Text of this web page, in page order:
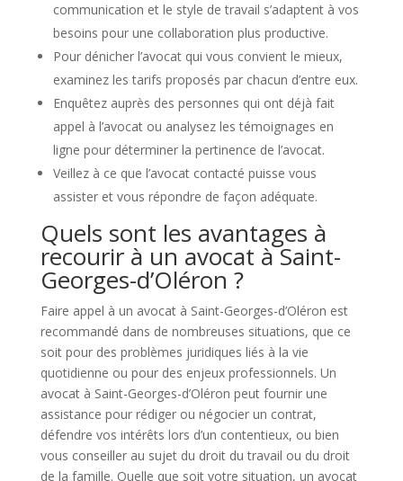
communication et le style de travail s’adaptent à vos
besoins pour une collaboration plus productive.
Pour dénicher l’avocat qui vous convient le mieux,
examinez les tarifs proposés par chacun d’entre eux.
Enquêtez auprès des personnes qui ont déjà fait
appel à l’avocat ou analysez les témoignages en
ligne pour déterminer la pertinence de l’avocat.
Veillez à ce que l’avocat contacté puisse vous
assister et vous répondre de façon adéquate.
Quels sont les avantages à
recourir à un avocat à Saint-
Georges-d’Oléron ?
Faire appel à un avocat à Saint-Georges-d’Oléron est
recommandé dans de nombreuses situations, que ce
soit pour des problèmes juridiques liés à la vie
quotidienne ou pour des enjeux professionnels. Un
avocat à Saint-Georges-d’Oléron peut fournir une
assistance pour rédiger ou négocier un contrat,
défendre vos intérêts lors d’un contentieux, ou bien
vous conseiller au sujet du droit du travail ou du droit
de la famille. Quelle que soit votre situation, un avocat